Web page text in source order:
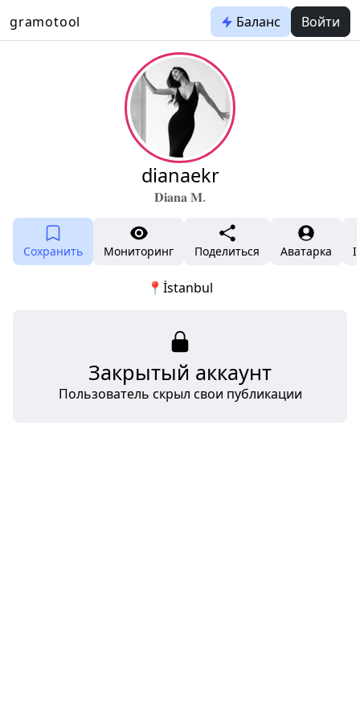
gramotool Баланс Войти
dianaekr
𝐃𝐢𝐚𝐧𝐚 𝐌.
Сохранить Мониторинг Поделиться Аватарка
📍İstanbul
Закрытый аккаунт
Пользователь скрыл свои публикации